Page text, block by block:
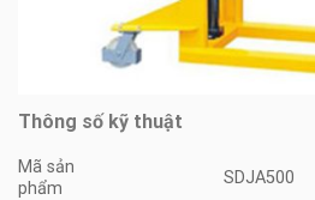
Thông số kỹ thuật
Mã sản
phẩm
SDJA500